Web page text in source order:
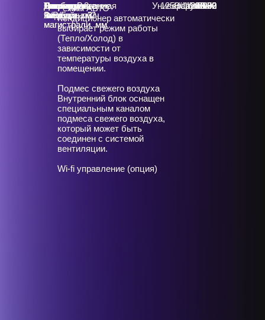
Универсальный
Тип блока
Режим АВТО
Кондиционер автоматически
выбирает режим работы
(Тепло/Холод) в
зависимости от
температуры воздуха в
помещении.
Подмес свежего воздуха
Внутренний блок оснащен
специальным каналом
подмеса свежего воздуха,
который может быть
соединен с системой
вентиляции.
Wi-fi управление (опция)
Рекомендованная
площадь, м2
50 - 70
Тип блока2 Наружный
Охлаждение,
Вт
7100
Нагрев, Вт 8000
Расход
воздуха, м3/ч
1250/1128/930
Электропитание,
Ф/В/Гц
1/230/50
Диаметр
жидкостной
магистрали, мм
9.52
Диаметр
газовой
магистрали, мм
15.88